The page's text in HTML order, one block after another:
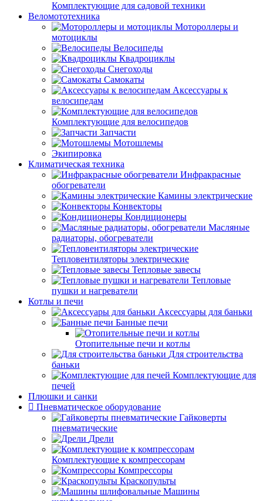
Комплектующие для садовой техники
Веломототехника
Мотороллеры и
мотоциклы
Велосипеды
Квадроциклы
Снегоходы
Самокаты
Аксессуары к
велосипедам
Комплектующие для велосипедов
Запчасти
Мотошлемы
Экипировка
Климатическая техника
Инфракрасные
обогреватели
Камины электрические
Конвекторы
Кондиционеры
Масляные
радиаторы, обогреватели
Тепловентиляторы электрические
Тепловые завесы
Тепловые
пушки и нагреватели
Котлы и печи
Аксессуары для баньки
Банные печи
Отопительные печи и котлы
Для строительства
баньки
Комплектующие для
печей
Плюшки и санки
Пневматическое оборудование
Гайковерты
пневматические
Дрели
Комплектующие к компрессорам
Компрессоры
Краскопульты
Машины